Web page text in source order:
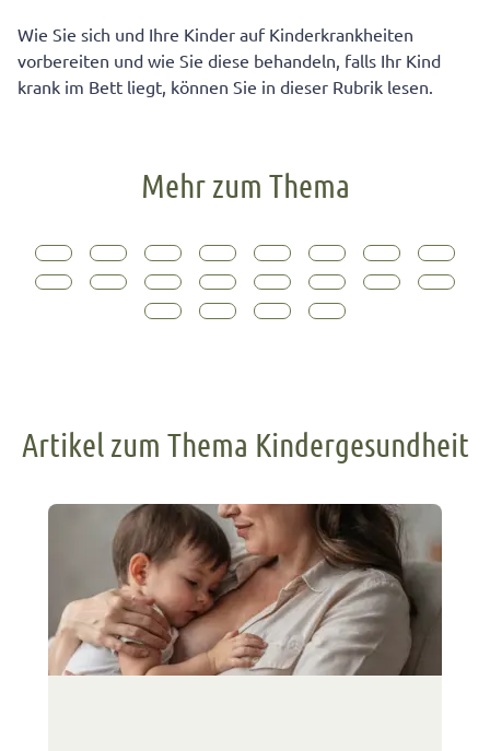
Wie Sie sich und Ihre Kinder auf Kinderkrankheiten
vorbereiten und wie Sie diese behandeln, falls Ihr Kind
krank im Bett liegt, können Sie in dieser Rubrik lesen.
Mehr zum Thema
Artikel zum Thema Kindergesundheit